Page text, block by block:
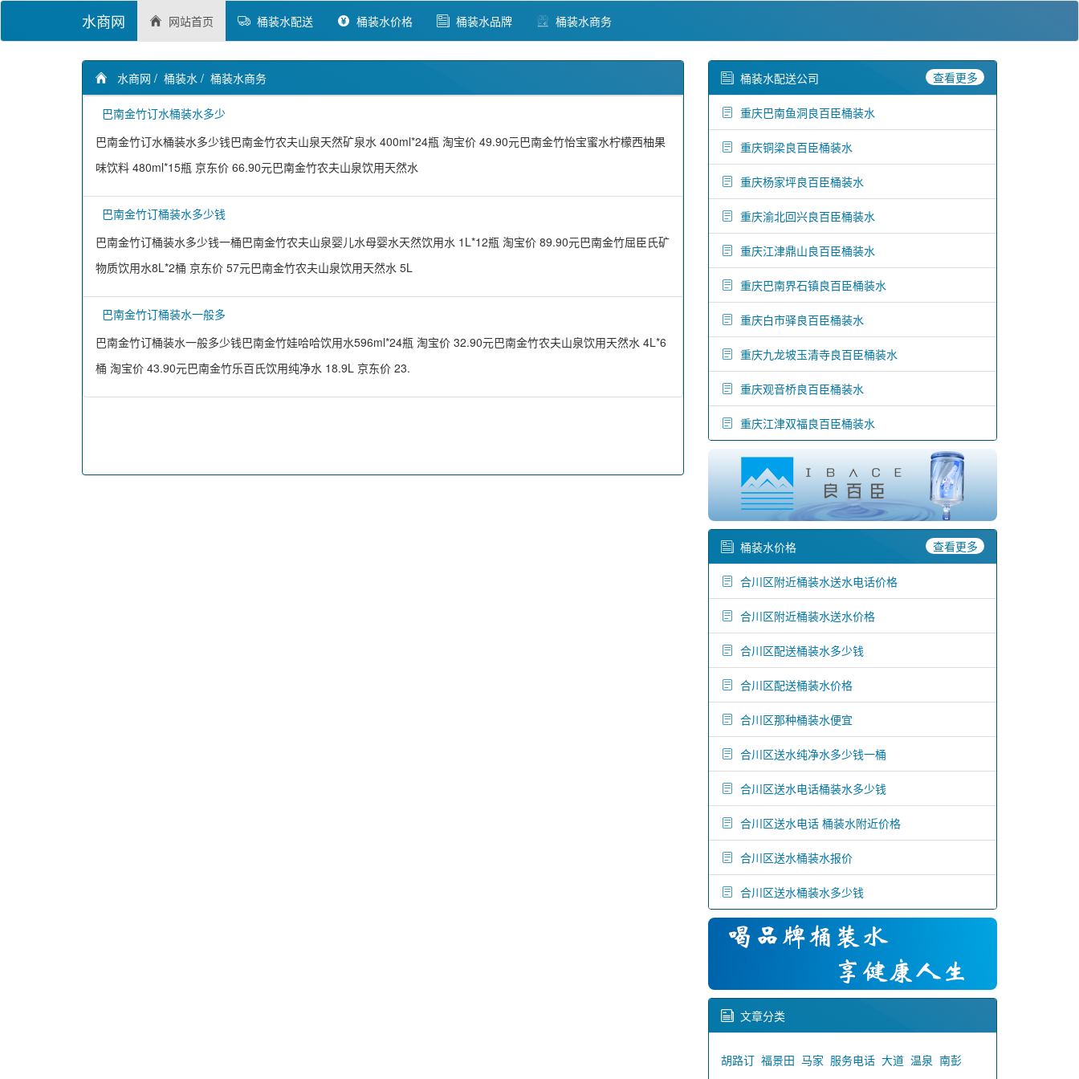
水商网 网站首页 桶装水配送 桶装水价格 桶装水品牌 桶装水商务
水商网 / 桶装水 / 桶装水商务
巴南金竹订水桶装水多少
巴南金竹订水桶装水多少钱巴南金竹农夫山泉天然矿泉水 400ml*24瓶 淘宝价 49.90元巴南金竹怡宝蜜水柠檬西柚果
味饮料 480ml*15瓶 京东价 66.90元巴南金竹农夫山泉饮用天然水
巴南金竹订桶装水多少钱
巴南金竹订桶装水多少钱一桶巴南金竹农夫山泉婴儿水母婴水天然饮用水 1L*12瓶 淘宝价 89.90元巴南金竹屈臣氏矿
物质饮用水8L*2桶 京东价 57元巴南金竹农夫山泉饮用天然水 5L
巴南金竹订桶装水一般多
巴南金竹订桶装水一般多少钱巴南金竹娃哈哈饮用水596ml*24瓶 淘宝价 32.90元巴南金竹农夫山泉饮用天然水 4L*6
桶 淘宝价 43.90元巴南金竹乐百氏饮用纯净水 18.9L 京东价 23.
桶装水配送公司 查看更多
重庆巴南鱼洞良百臣桶装水
重庆铜梁良百臣桶装水
重庆杨家坪良百臣桶装水
重庆渝北回兴良百臣桶装水
重庆江津鼎山良百臣桶装水
重庆巴南界石镇良百臣桶装水
重庆白市驿良百臣桶装水
重庆九龙坡玉清寺良百臣桶装水
重庆观音桥良百臣桶装水
重庆江津双福良百臣桶装水
桶装水价格 查看更多
合川区附近桶装水送水电话价格
合川区附近桶装水送水价格
合川区配送桶装水多少钱
合川区配送桶装水价格
合川区那种桶装水便宜
合川区送水纯净水多少钱一桶
合川区送水电话桶装水多少钱
合川区送水电话 桶装水附近价格
合川区送水桶装水报价
合川区送水桶装水多少钱
文章分类
胡路订 福景田 马家 服务电话 大道 温泉 南彭